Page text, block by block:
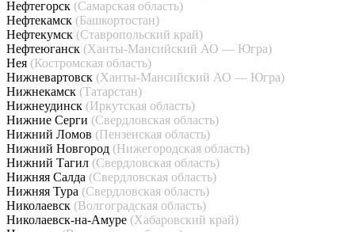
Нефтегорск (Самарская область)
Нефтекамск (Башкортостан)
Нефтекумск (Ставропольский край)
Нефтеюганск (Ханты-Мансийский АО — Югра)
Нея (Костромская область)
Нижневартовск (Ханты-Мансийский АО — Югра)
Нижнекамск (Татарстан)
Нижнеудинск (Иркутская область)
Нижние Серги (Свердловская область)
Нижний Ломов (Пензенская область)
Нижний Новгород (Нижегородская область)
Нижний Тагил (Свердловская область)
Нижняя Салда (Свердловская область)
Нижняя Тура (Свердловская область)
Николаевск (Волгоградская область)
Николаевск-на-Амуре (Хабаровский край)